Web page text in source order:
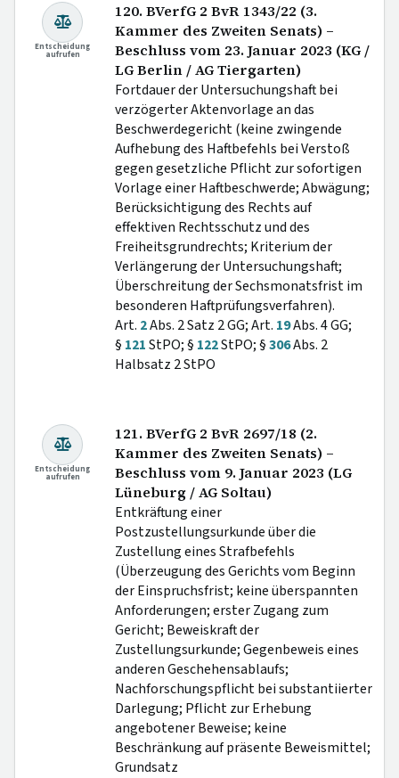
Entscheidung
aufrufen
120. BVerfG 2 BvR 1343/22 (3.
Kammer des Zweiten Senats) –
Beschluss vom 23. Januar 2023 (KG /
LG Berlin / AG Tiergarten)
Fortdauer der Untersuchungshaft bei
verzögerter Aktenvorlage an das
Beschwerdegericht (keine zwingende
Aufhebung des Haftbefehls bei Verstoß
gegen gesetzliche Pflicht zur sofortigen
Vorlage einer Haftbeschwerde; Abwägung;
Berücksichtigung des Rechts auf
effektiven Rechtsschutz und des
Freiheitsgrundrechts; Kriterium der
Verlängerung der Untersuchungshaft;
Überschreitung der Sechsmonatsfrist im
besonderen Haftprüfungsverfahren).
Art. 2Abs. 2 Satz 2 GG; Art. 19Abs. 4 GG;
§ 121StPO; § 122StPO; §306Abs. 2
Halbsatz 2 StPO
Entscheidung
aufrufen
121. BVerfG 2 BvR 2697/18 (2.
Kammer des Zweiten Senats) –
Beschluss vom 9. Januar 2023 (LG
Lüneburg / AG Soltau)
Entkräftung einer
Postzustellungsurkunde über die
Zustellung eines Strafbefehls
(Überzeugung des Gerichts vom Beginn
der Einspruchsfrist; keine überspannten
Anforderungen; erster Zugang zum
Gericht; Beweiskraft der
Zustellungsurkunde; Gegenbeweis eines
anderen Geschehensablaufs;
Nachforschungspflicht bei substantiierter
Darlegung; Pflicht zur Erhebung
angebotener Beweise; keine
Beschränkung auf präsente Beweismittel;
Grundsatz